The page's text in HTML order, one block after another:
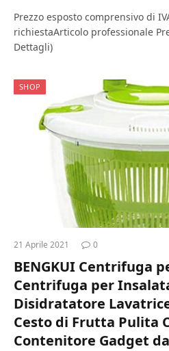
Prezzo esposto comprensivo di
richiestaArticolo professionale
Dettagli)
SHOP
21 Aprile 2021 0
BENGKUI Centrifuga
Centrifuga per
Disidratatore
Cesto di Frutta Pulita
Contenitore Gadget